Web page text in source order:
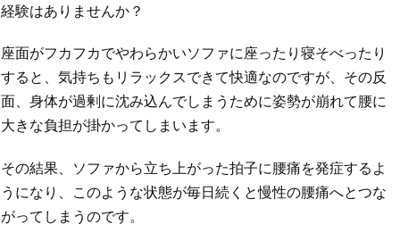
経験はありませんか？
座面がフカフカでやわらかいソファに座ったり寝そべったり
すると、気持ちもリラックスできて快適なのですが、その反
面、身体が過剰に沈み込んでしまうために姿勢が崩れて腰に
大きな負担が掛かってしまいます。
その結果、ソファから立ち上がった拍子に腰痛を発症するよ
うになり、このような状態が毎日続くと慢性の腰痛へとつな
がってしまうのです。